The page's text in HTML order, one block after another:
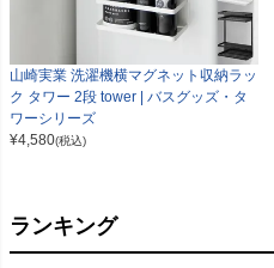
山崎実業 洗濯機横マグネット収納ラッ
ク タワー 2段 tower | バスグッズ・タ
ワーシリーズ
¥4,580(税込)
ランキング